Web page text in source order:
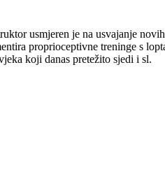
usmjeren je na usvajanje
proprioceptivne treninge s
koji danas pretežito sjedi i sl.